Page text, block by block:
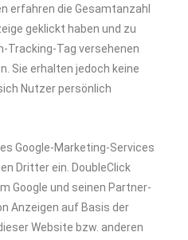
erfahren die Gesamtanzahl
geklickt haben und zu
Tracking-Tag versehenen
Sie erhalten jedoch keine
Nutzer persönlich
Google-Marketing-Services
Dritter ein. DoubleClick
Google und seinen Partner-
Anzeigen auf Basis der
Website bzw. anderen